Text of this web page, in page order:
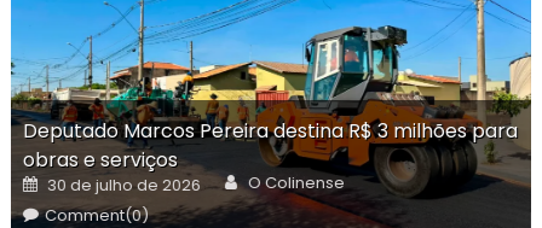
Deputado Marcos Pereira destina R$ 3 milhões para
obras e serviços
Posted
on
30 de julho de 2026 Author
O Colinense
Comment(0)